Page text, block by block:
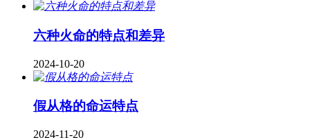
六种火命的特点和差异
2024-10-20
假从格的命运特点
2024-11-20